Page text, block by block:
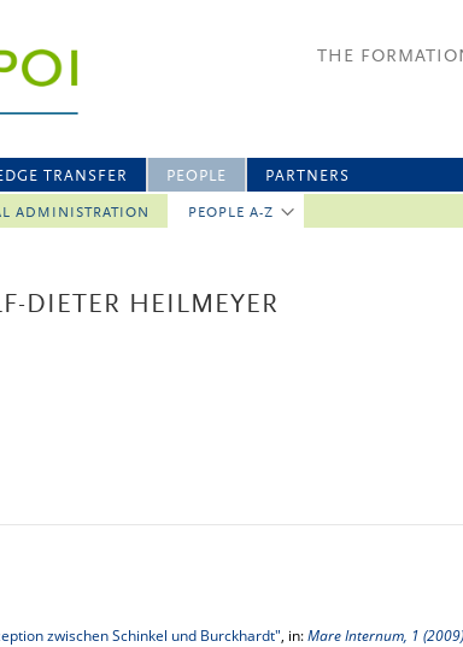
THE
TRANSFER PEOPLE
ADMINISTRATION PEOPLE A-Z
PARTNERS
DIETER HEILMEYER
zwischen Schinkel und Burckhardt", in:Mare Internum, 1 (2009)